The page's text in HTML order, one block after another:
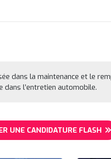
dans la maintenance et le
l’entretien automobile.
UNE CANDIDATURE FLASH